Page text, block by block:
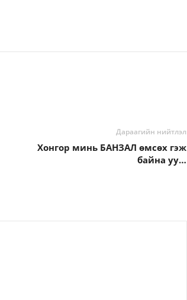
Дараагийн нийтлэл
Хонгор минь БАНЗАЛ өмсөх гэж
байна уу…